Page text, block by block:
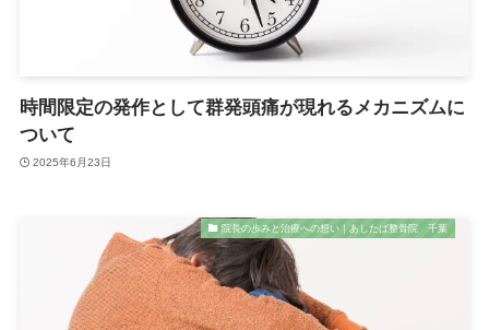
時間限定の発作として群発頭痛が現れるメカニズムに
ついて
2025年6月23日
院長の歩みと治療への想い｜あしたば整骨院 千葉